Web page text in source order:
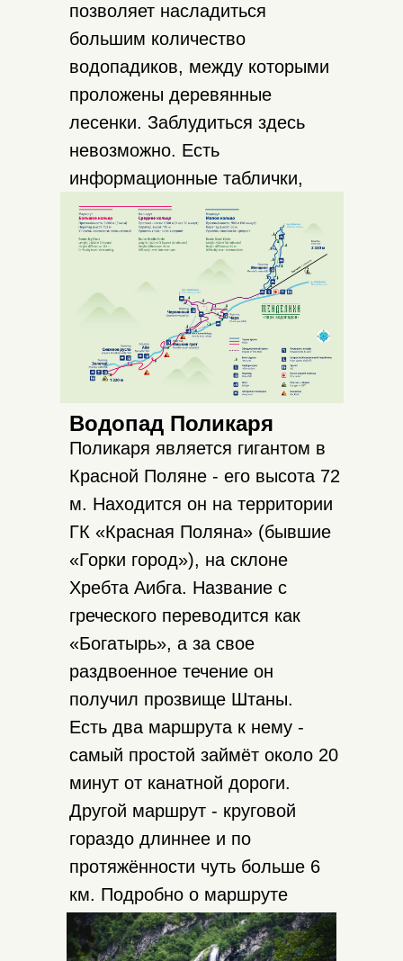
позволяет насладиться
большим количество
водопадиков, между которыми
проложены деревянные
лесенки. Заблудиться здесь
невозможно. Есть
информационные таблички,
лавочки, панорамные террасы,
кафе, где можно перекусить.
Вход свободный, нужен лишь
билет на канатные дороги.
Поликаря является гигантом в
Красной Поляне - его высота 72
м. Находится он на территории
ГК «Красная Поляна» (бывшие
«Горки город»), на склоне
Хребта Аибга. Название с
греческого переводится как
«Богатырь», а за свое
раздвоенное течение он
получил прозвище Штаны.
Есть два маршрута к нему -
самый простой займёт около 20
минут от канатной дороги.
Другой маршрут - круговой
гораздо длиннее и по
протяжённости чуть больше 6
км. Подробно о маршруте
можно узнать вотздесь.
Водопад Поликаря